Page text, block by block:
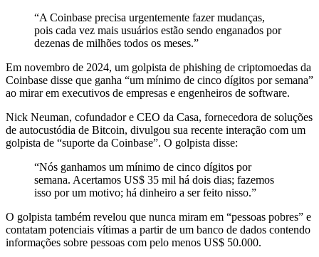
“A Coinbase precisa urgentemente fazer mudanças,
pois cada vez mais usuários estão sendo enganados por
dezenas de milhões todos os meses.”
Em novembro de 2024, um golpista de phishing de criptomoedas da
Coinbase disse que ganha “um mínimo de cinco dígitos por semana”
ao mirar em executivos de empresas e engenheiros de software.
Nick Neuman, cofundador e CEO da Casa, fornecedora de soluções
de autocustódia de Bitcoin, divulgou sua recente interação com um
golpista de “suporte da Coinbase”. O golpista disse:
“Nós ganhamos um mínimo de cinco dígitos por
semana. Acertamos US$ 35 mil há dois dias; fazemos
isso por um motivo; há dinheiro a ser feito nisso.”
O golpista também revelou que nunca miram em “pessoas pobres” e
contatam potenciais vítimas a partir de um banco de dados contendo
informações sobre pessoas com pelo menos US$ 50.000.